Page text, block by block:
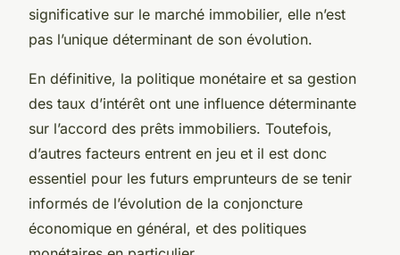
significative sur le marché immobilier, elle n’est
pas l’unique déterminant de son évolution.
En définitive, la politique monétaire et sa gestion
des taux d’intérêt ont une influence déterminante
sur l’accord des prêts immobiliers. Toutefois,
d’autres facteurs entrent en jeu et il est donc
essentiel pour les futurs emprunteurs de se tenir
informés de l’évolution de la conjoncture
économique en général, et des politiques